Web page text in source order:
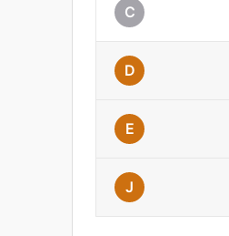
C
D
E
J